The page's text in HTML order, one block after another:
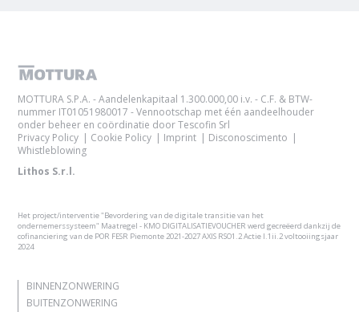
MOTTURA S.P.A. - Aandelenkapitaal 1.300.000,00 i.v. - C.F. & BTW-
nummer IT01051980017 - Vennootschap met één aandeelhouder
onder beheer en coördinatie door Tescofin Srl
Privacy Policy
Cookie Policy Imprint
Disconoscimento
Whistleblowing
Lithos S.r.l.
Het project/interventie "Bevordering van de digitale transitie van het
ondernemerssysteem" Maatregel - KMO DIGITALISATIEVOUCHER werd gecreëerd dankzij de
cofinanciering van de POR FESR Piemonte 2021-2027 AXIS RSO1.2 Actie I.1ii.2 voltooiingsjaar
2024
BINNENZONWERING
BUITENZONWERING